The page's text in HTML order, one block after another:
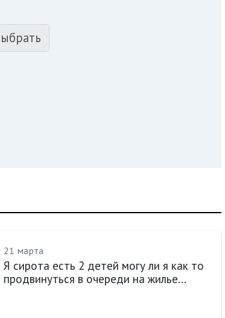
21 марта
Я сирота есть 2 детей могу ли я как то
продвинуться в очереди на жилье...